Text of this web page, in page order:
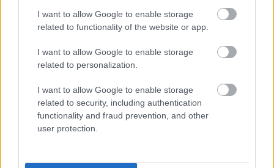
I want to allow Google to enable storage
related to functionality of the website or app.
I want to allow Google to enable storage
related to personalization.
I want to allow Google to enable storage
related to security, including authentication
functionality and fraud prevention, and other
user protection.